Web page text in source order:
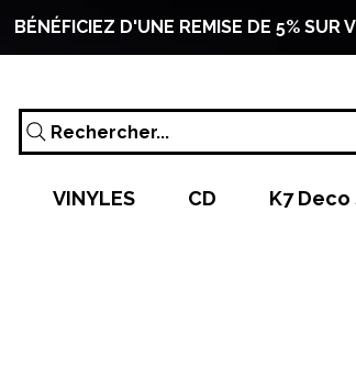
BÉNÉFICIEZ D'UNE REMISE DE 5% SUR
Rechercher...
VINYLES CD K7 Deco